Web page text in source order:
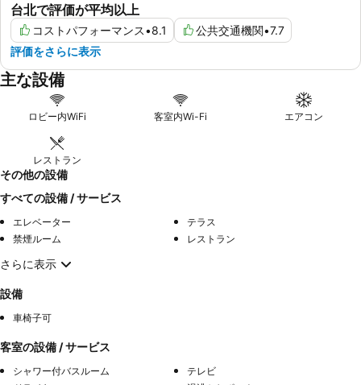
台北で評価が平均以上
コストパフォーマンス•8.1 公共交通機関•7.7
評価をさらに表示
主な設備
ロビー内WiFi 客室内Wi-Fi エアコン
レストラン
その他の設備
すべての設備 / サービス
エレベーター
テラス
禁煙ルーム
レストラン
さらに表示
設備
車椅子可
客室の設備 / サービス
シャワー付バスルーム
テレビ